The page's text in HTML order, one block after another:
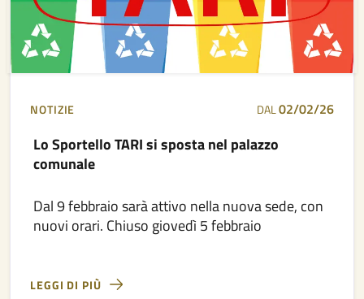
NOTIZIE DAL02/02/26
Lo Sportello TARI si sposta nel palazzo
comunale
Dal 9 febbraio sarà attivo nella nuova sede, con
nuovi orari. Chiuso giovedì 5 febbraio
LEGGI DI PIÙ